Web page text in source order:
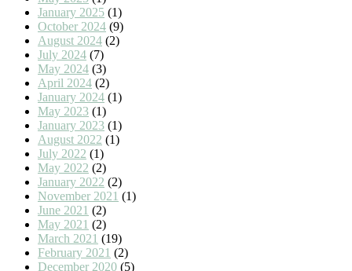
January 2025 (1)
October 2024 (9)
August 2024 (2)
July 2024 (7)
May 2024 (3)
April 2024 (2)
January 2024 (1)
May 2023 (1)
January 2023 (1)
August 2022 (1)
July 2022 (1)
May 2022 (2)
January 2022 (2)
November 2021 (1)
June 2021 (2)
May 2021 (2)
March 2021 (19)
February 2021 (2)
December 2020 (5)